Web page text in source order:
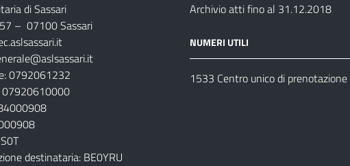
di Sassari
– 07100 Sassari
0792061232
07920610000
destinataria: BE0YRU
Archivio atti fino al 31.12.2018
NUMERI UTILI
1533 Centro unico di prenotazione